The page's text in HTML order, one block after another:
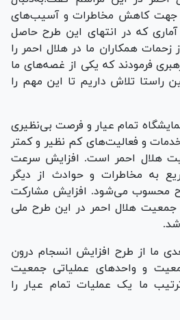
جهت کاهش مخاطرات و آسیب‌های
که در انتهای این طرح حاصل
همکاران ما در هلال احمر را
فرمودند که یکی از غصه‌های ما
راستا تلاش داریم تا این مهم را
تمام عیار و فرصت بی‌نظیری
و فعالیت‌های کم نظیر و کمتر
هلال احمر است. افزایش سرعت
به مخاطرات و حوادث از دیگر
محسوب می‌شود. افزایش مشارکت
جمعیت هلال احمر در این طرح ملی
شد.
ما از طرح افزایش انسجام درون
و واحد‌های عملیاتی جمعیت
ما یک عملیات تمام عیار را